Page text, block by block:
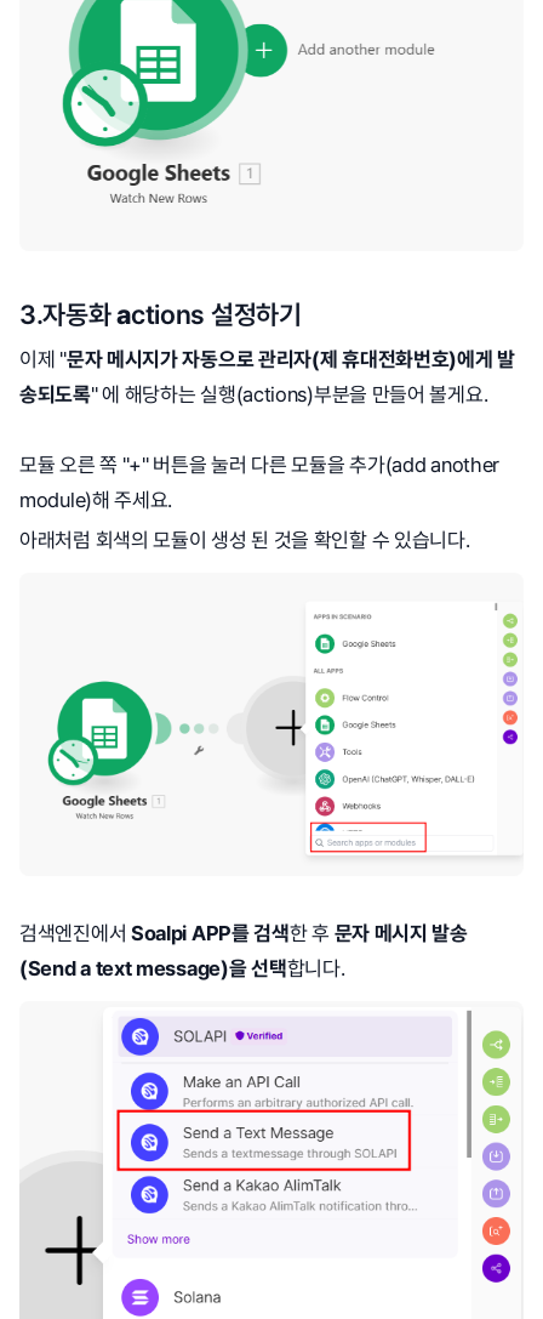
3.자동화actions 설정하기
이제 "문자 메시지가 자동으로 관리자(제 휴대전화번호)에게 발
송되도록" 에 해당하는 실행(actions)부분을 만들어 볼게요.
모듈 오른 쪽 "+" 버튼을 눌러 다른 모듈을 추가(add another
module)해 주세요.
아래처럼 회색의 모듈이 생성 된 것을 확인할 수 있습니다.
검색엔진에서 Soalpi APP를 검색한 후 문자 메시지 발송
(Send a text message)을 선택합니다.